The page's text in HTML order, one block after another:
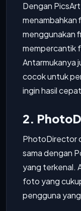
Dengan
menambahkan
menggunakan
mempercantik
Antarmukanya
cocok untuk
ingin hasil
2.
PhotoDirector
sama dengan
yang terkenal.
foto yang
pengguna